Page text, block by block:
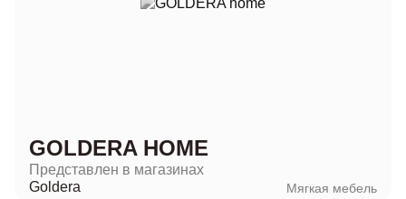
GOLDERA HOME
Представлен в магазинах
Goldera
Мягкая мебель